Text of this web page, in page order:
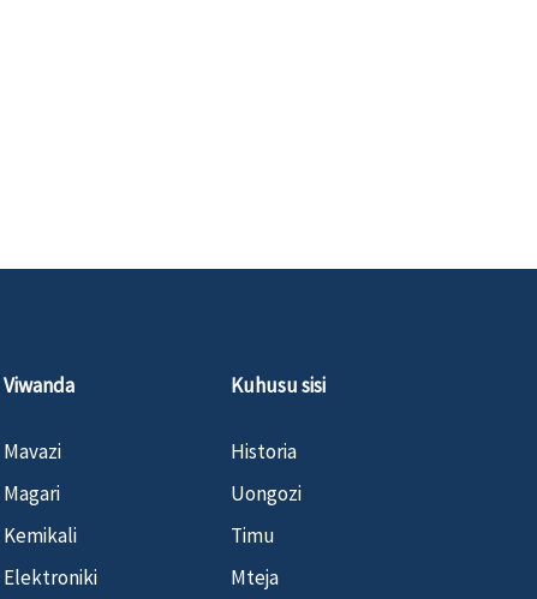
Viwanda
Mavazi
Magari
Kemikali
Elektroniki
Kuhusu sisi
Historia
Uongozi
Timu
Mteja